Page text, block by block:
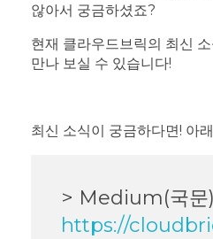
않아서 궁금하셨죠?
현재 클라우드브릭의 최신
만나 보실 수 있습니다!
최신 소식이 궁금하다면! 아
> Medium(국문
https://